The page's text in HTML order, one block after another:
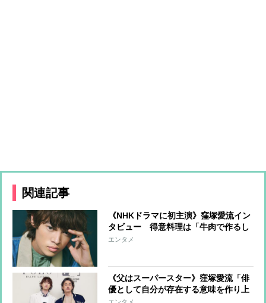
関連記事
《NHKドラマに初主演》窪塚愛流イン
タビュー 得意料理は「牛肉で作るし
ょうが焼き」
エンタメ
《父はスーパースター》窪塚愛流「俳
優として自分が存在する意味を作り上
げていく」